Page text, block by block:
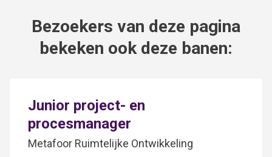
Bezoekers van deze pagina
bekeken ook deze banen:
Junior project- en
procesmanager
Metafoor Ruimtelijke Ontwikkeling